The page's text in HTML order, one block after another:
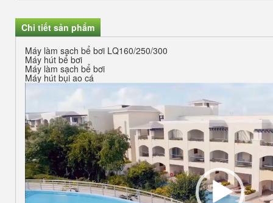
Chi tiết sản phẩm
Máy làm sạch bể bơi LQ160/250/300
Máy hút bể bơi
Máy làm sạch bể bơi
Máy hút bụi ao cá
Video